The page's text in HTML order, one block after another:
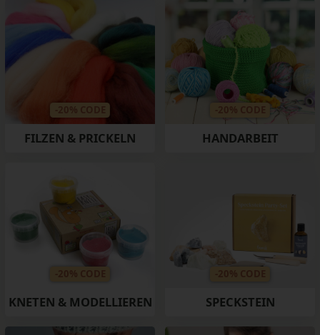
FILZEN & PRICKELN HANDARBEIT
KNETEN & MODELLIEREN SPECKSTEIN